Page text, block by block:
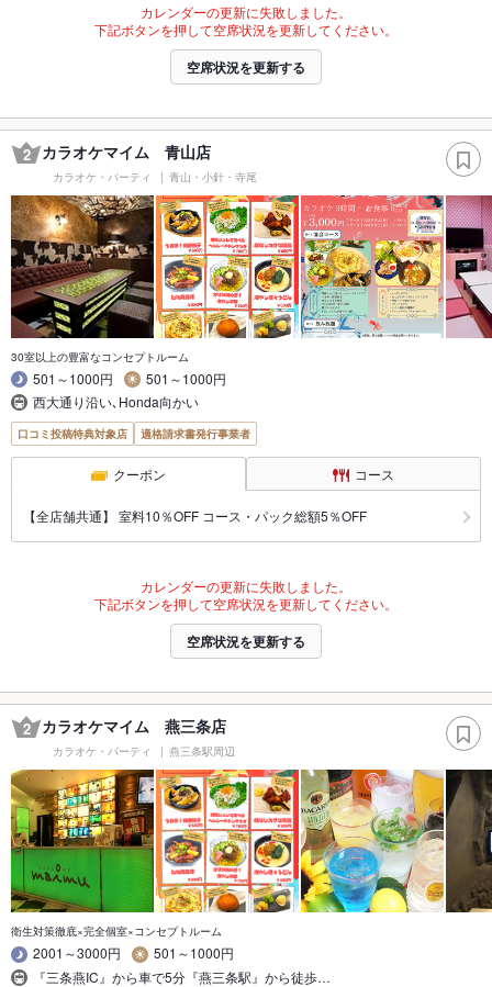
カレンダーの更新に失敗しました。
下記ボタンを押して空席状況を更新してください。
空席状況を更新する
2 カラオケマイム 青山店
カラオケ・パーティ 青山・小針・寺尾
30室以上の豊富なコンセプトルーム
501～1000円
501～1000円
西大通り沿い､Honda向かい
口コミ投稿特典対象店 適格請求書発行事業者
クーポン コース
【全店舗共通】 室料10％OFF コース・パック総額5％OFF
カレンダーの更新に失敗しました。
下記ボタンを押して空席状況を更新してください。
空席状況を更新する
2 カラオケマイム 燕三条店
カラオケ・パーティ 燕三条駅周辺
衛生対策徹底×完全個室×コンセプトルーム
2001～3000円
501～1000円
『三条燕IC』から車で5分『燕三条駅』から徒歩…